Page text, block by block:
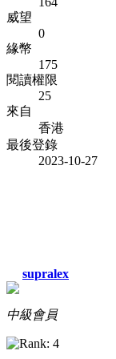
威望
0
緣幣
175
閱讀權限
25
來自
香港
最後登錄
2023-10-27
supralex
中級會員